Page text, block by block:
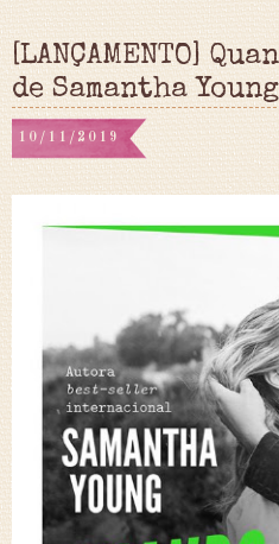
[LANÇAMENTO]
de Samantha Young
10/11/2019